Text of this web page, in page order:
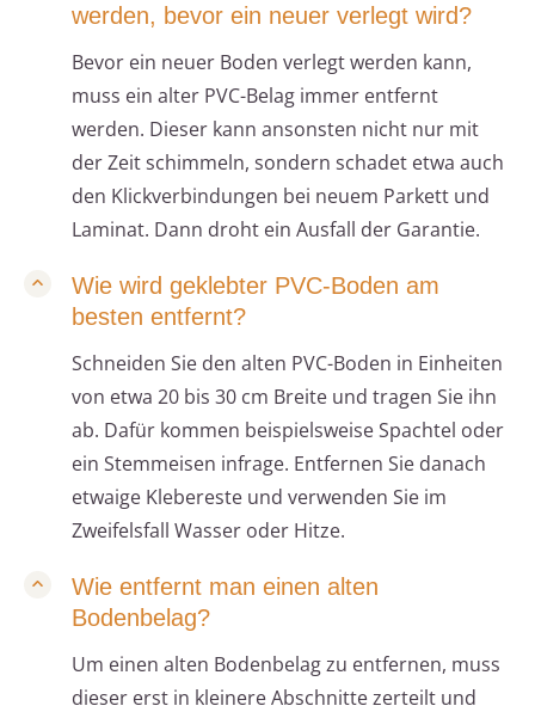
werden, bevor ein neuer verlegt wird?
Bevor ein neuer Boden verlegt werden kann,
muss ein alter PVC-Belag immer entfernt
werden. Dieser kann ansonsten nicht nur mit
der Zeit schimmeln, sondern schadet etwa auch
den Klickverbindungen bei neuem Parkett und
Laminat. Dann droht ein Ausfall der Garantie.
Wie wird geklebter PVC-Boden am
besten entfernt?
Schneiden Sie den alten PVC-Boden in Einheiten
von etwa 20 bis 30 cm Breite und tragen Sie ihn
ab. Dafür kommen beispielsweise Spachtel oder
ein Stemmeisen infrage. Entfernen Sie danach
etwaige Klebereste und verwenden Sie im
Zweifelsfall Wasser oder Hitze.
Wie entfernt man einen alten
Bodenbelag?
Um einen alten Bodenbelag zu entfernen, muss
dieser erst in kleinere Abschnitte zerteilt und